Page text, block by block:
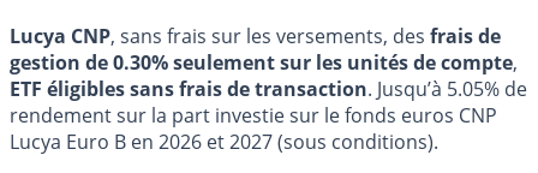
Lucya CNP, sans frais sur les versements, des frais de
gestion de 0.30% seulement sur les unités de compte,
ETF éligibles sans frais de transaction. Jusqu’à 5.05% de
rendement sur la part investie sur le fonds euros CNP
Lucya Euro B en 2026 et 2027 (sous conditions).